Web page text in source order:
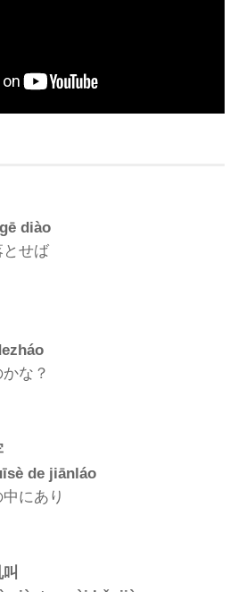
diào
せば
な？
de jiānláo
にあり